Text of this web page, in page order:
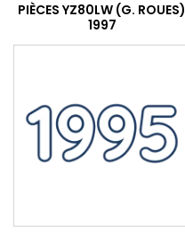
PIÈCES YZ80LW (G. ROUES)
1997